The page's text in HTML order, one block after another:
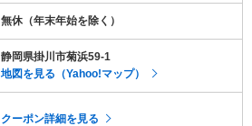
無休（年末年始を除く）
静岡県掛川市菊浜59-1
地図を見る（Yahoo!マップ）
クーポン詳細を見る